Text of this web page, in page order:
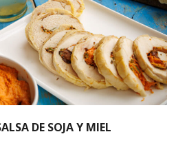
DE SOJA Y MIEL